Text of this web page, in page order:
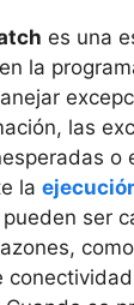
es una
la
las
o
la
ser